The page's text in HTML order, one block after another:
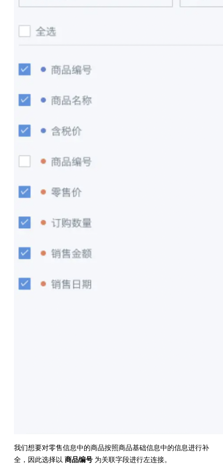
我们想要对零售信息中的商品按照商品基础信息中的信息进行补
全，因此选择以 商品编号 为关联字段进行左连接。